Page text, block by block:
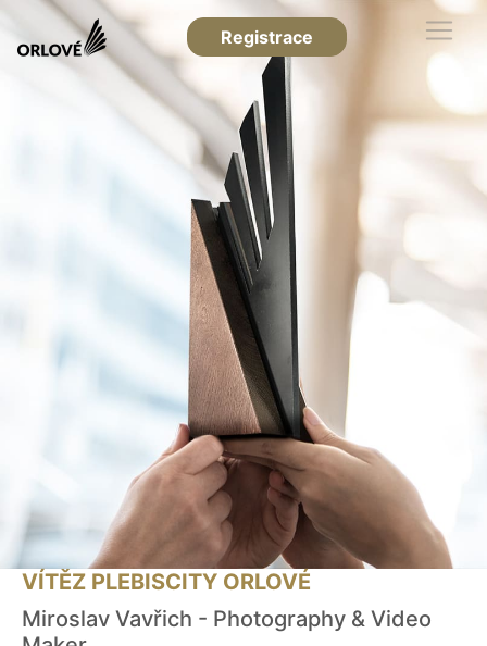
Registrace
VÍTĚZ PLEBISCITY ORLOVÉ
Miroslav Vavřich - Photography & Video